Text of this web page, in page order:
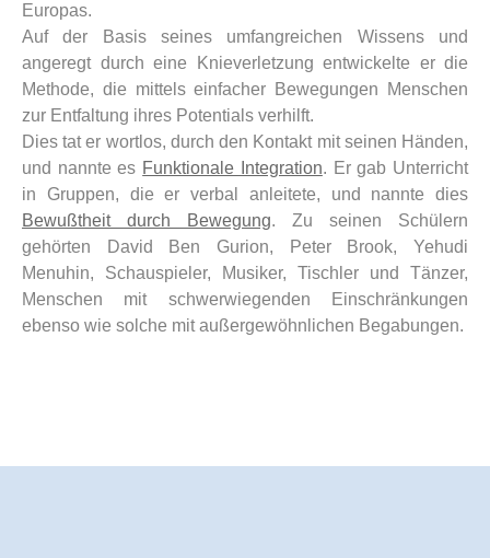
Europas.
Auf der Basis seines umfangreichen Wissens und
angeregt durch eine Knieverletzung entwickelte er die
Methode, die mittels einfacher Bewegungen Menschen
zur Entfaltung ihres Potentials verhilft.
Dies tat er wortlos, durch den Kontakt mit seinen Händen,
und nannte es Funktionale Integration. Er gab Unterricht
in Gruppen, die er verbal anleitete, und nannte dies
Bewußtheit durch Bewegung. Zu seinen Schülern
gehörten David Ben Gurion, Peter Brook, Yehudi
Menuhin, Schauspieler, Musiker, Tischler und Tänzer,
Menschen mit schwerwiegenden Einschränkungen
ebenso wie solche mit außergewöhnlichen Begabungen.